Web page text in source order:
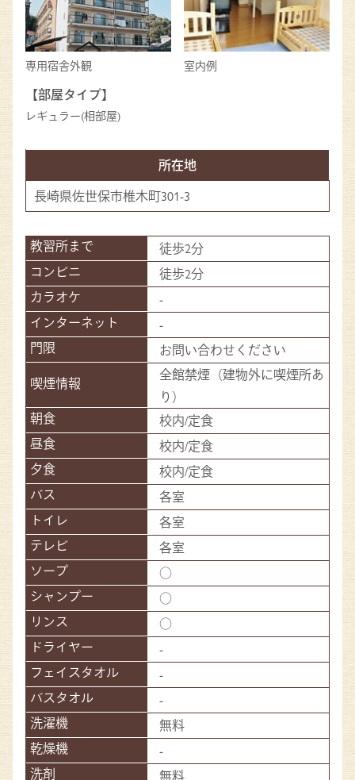
専用宿舎外観 室内例
【部屋タイプ】
レギュラー(相部屋)
所在地
長崎県佐世保市椎木町301-3
徒歩2分
徒歩2分
-
-
お問い合わせください
全館禁煙（建物外に喫煙所あ
り）
校内/定食
校内/定食
校内/定食
各室
各室
各室
○
○
○
-
-
-
無料
-
無料